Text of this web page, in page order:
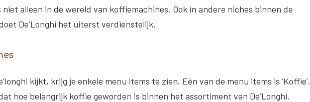
alleen in de wereld van koffiemachines. Ook in andere niches binnen de
De’Longhi het uiterst verdienstelijk.
kijkt, krijg je enkele menu items te zien. Eén van de menu items is ‘Koffie’.
hoe belangrijk koffie geworden is binnen het assortiment van De’Longhi.